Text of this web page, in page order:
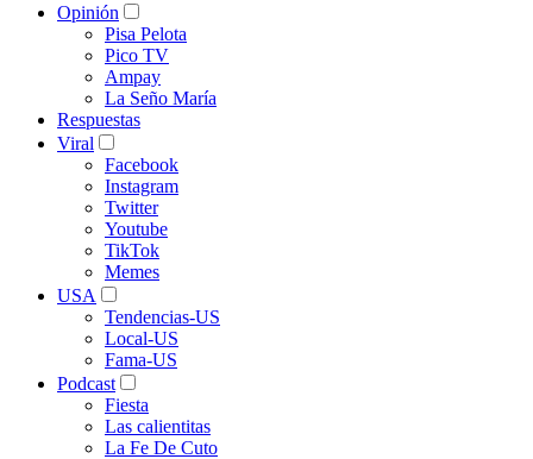
Opinión
Pisa Pelota
Pico TV
Ampay
La Seño María
Respuestas
Viral
Facebook
Instagram
Twitter
Youtube
TikTok
Memes
USA
Tendencias-US
Local-US
Fama-US
Podcast
Fiesta
Las calientitas
La Fe De Cuto